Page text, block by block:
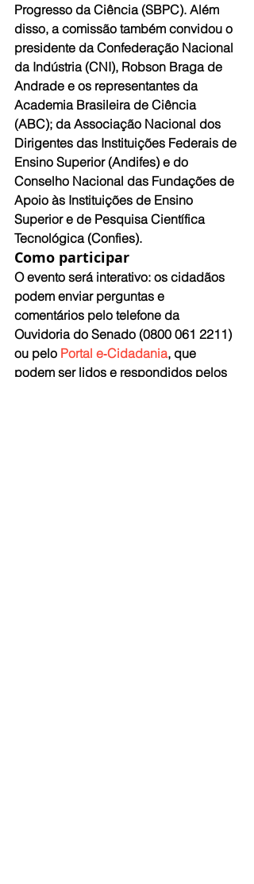
Progresso da Ciência (SBPC). Além
disso, a comissão também convidou o
presidente da Confederação Nacional
da Indústria (CNI), Robson Braga de
Andrade e os representantes da
Academia Brasileira de Ciência
(ABC); da Associação Nacional dos
Dirigentes das Instituições Federais de
Ensino Superior (Andifes) e do
Conselho Nacional das Fundações de
Apoio às Instituições de Ensino
Superior e de Pesquisa Científica
Tecnológica (Confies).
Como participar
O evento será interativo: os cidadãos
podem enviar perguntas e
comentários pelo telefone da
Ouvidoria do Senado (0800 061 2211)
ou pelo Portal e‑Cidadania, que
podem ser lidos e respondidos pelos